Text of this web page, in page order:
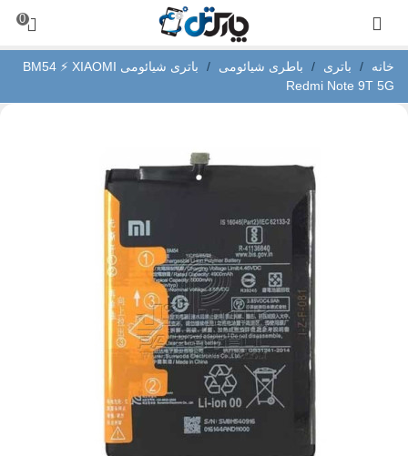
0
خانه / باتری / باطری شیائومی /
باتری شیائومی BM54 ⚡ XIAOMI
Redmi Note 9T 5G